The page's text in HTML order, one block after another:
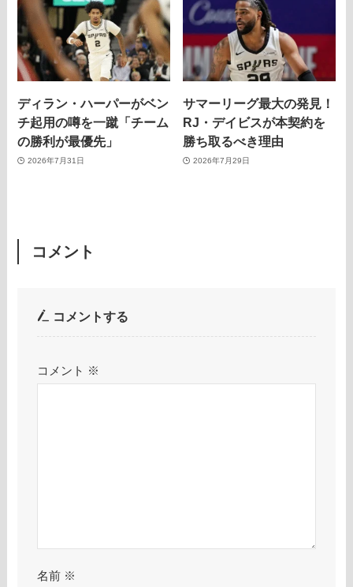
ディラン・ハーパーがベン
チ起用の噂を一蹴「チーム
の勝利が最優先」
2026年7月31日
サマーリーグ最大の発見！
RJ・デイビスが本契約を
勝ち取るべき理由
2026年7月29日
コメント
コメントする
コメント ※
名前 ※